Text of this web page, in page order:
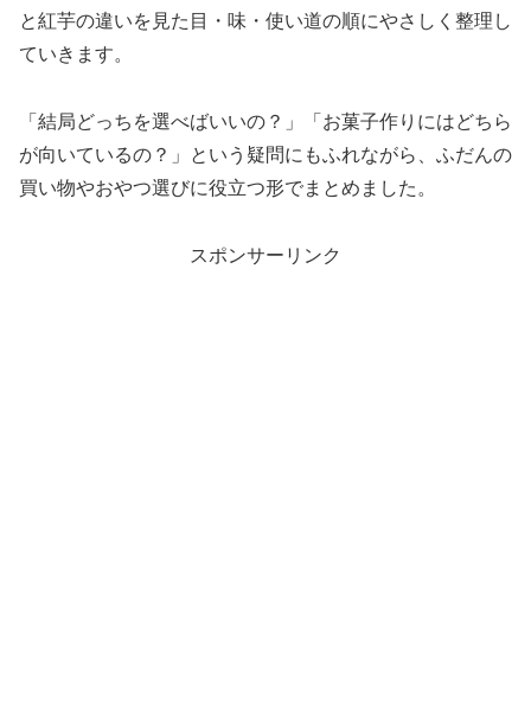
と紅芋の違いを見た目・味・使い道の順にやさしく整理し
ていきます。
「結局どっちを選べばいいの？」「お菓子作りにはどちら
が向いているの？」という疑問にもふれながら、ふだんの
買い物やおやつ選びに役立つ形でまとめました。
スポンサーリンク